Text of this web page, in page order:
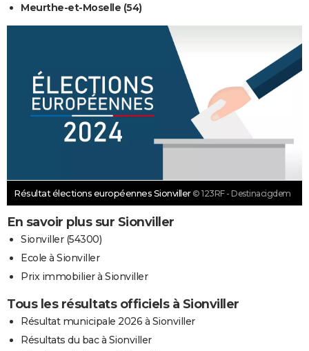
Meurthe-et-Moselle (54)
Résultat élections européennes Sionviller © 123RF - Destinacigdem
En savoir plus sur Sionviller
Sionviller (54300)
Ecole à Sionviller
Prix immobilier à Sionviller
Tous les résultats officiels à Sionviller
Résultat municipale 2026 à Sionviller
Résultats du bac à Sionviller